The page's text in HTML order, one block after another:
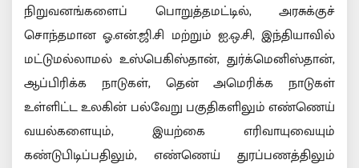
நிறுவனங்களைப் பொறுத்தமட்டில், அரசுக்குச்
சொந்தமான ஓ.என்.ஜி.சி மற்றும் ஐ.ஒ.சி, இந்தியாவில்
மட்டுமல்லாமல் உஸ்பெகிஸ்தான், துர்க்மெனிஸ்தான்,
ஆப்பிரிக்க நாடுகள், தென் அமெரிக்க நாடுகள்
உள்ளிட்ட உலகின் பல்வேறு பகுதிகளிலும் எண்ணெய்
வயல்களையும், இயற்கை எரிவாயுவையும்
கண்டுபிடிப்பதிலும், எண்ணெய் துரப்பணத்திலும்